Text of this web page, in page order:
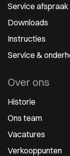
Service afspraak
Downloads
Instructies
Service &
Over ons
Historie
Ons team
Vacatures
Verkooppunten